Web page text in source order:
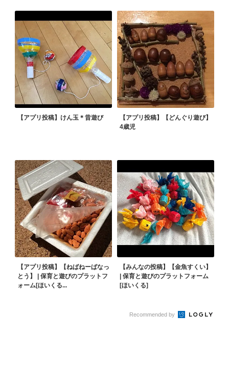
【アプリ投稿】けん玉＊昔遊び
【アプリ投稿】【どんぐり遊び】
4歳児
【アプリ投稿】【ねばねーばなっ
とう】 | 保育と遊びのプラットフ
ォーム[ほいくる...
【みんなの投稿】【金魚すくい】
| 保育と遊びのプラットフォーム
[ほいくる]
Recommended by